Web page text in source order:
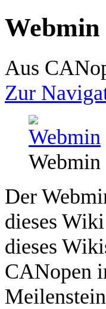
Webmin
Aus
Zur
Webmin
Der
dieses
dieses
CANopen